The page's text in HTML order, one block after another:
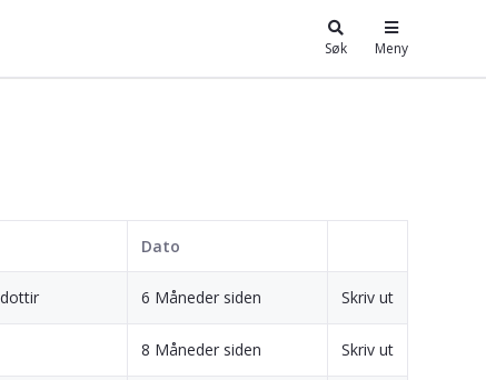
Søk Meny
Dato
6 Måneder siden Skriv ut
8 Måneder siden Skriv ut